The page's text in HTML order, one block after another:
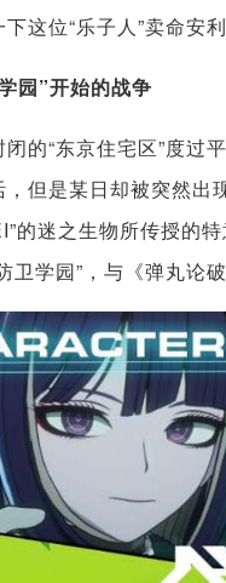
这位“乐子人”卖命安
园”开始的战争
的“东京住宅区”度过
，但是某日却被突然出
的迷之生物所传授的
卫学园”，与《弹丸论